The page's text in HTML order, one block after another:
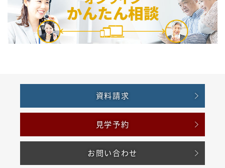
資料請求
見学予約
お問い合わせ